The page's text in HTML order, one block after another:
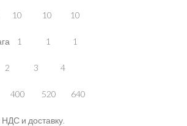
10 10 10
бумага 1 1 1
3 4
400 520 640
и доставку.